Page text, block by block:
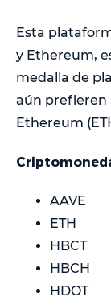
Esta
y Ethereum,
medalla de
aún prefieren
Ethereum
AAVE
ETH
HBCT
HBCH
HDOT